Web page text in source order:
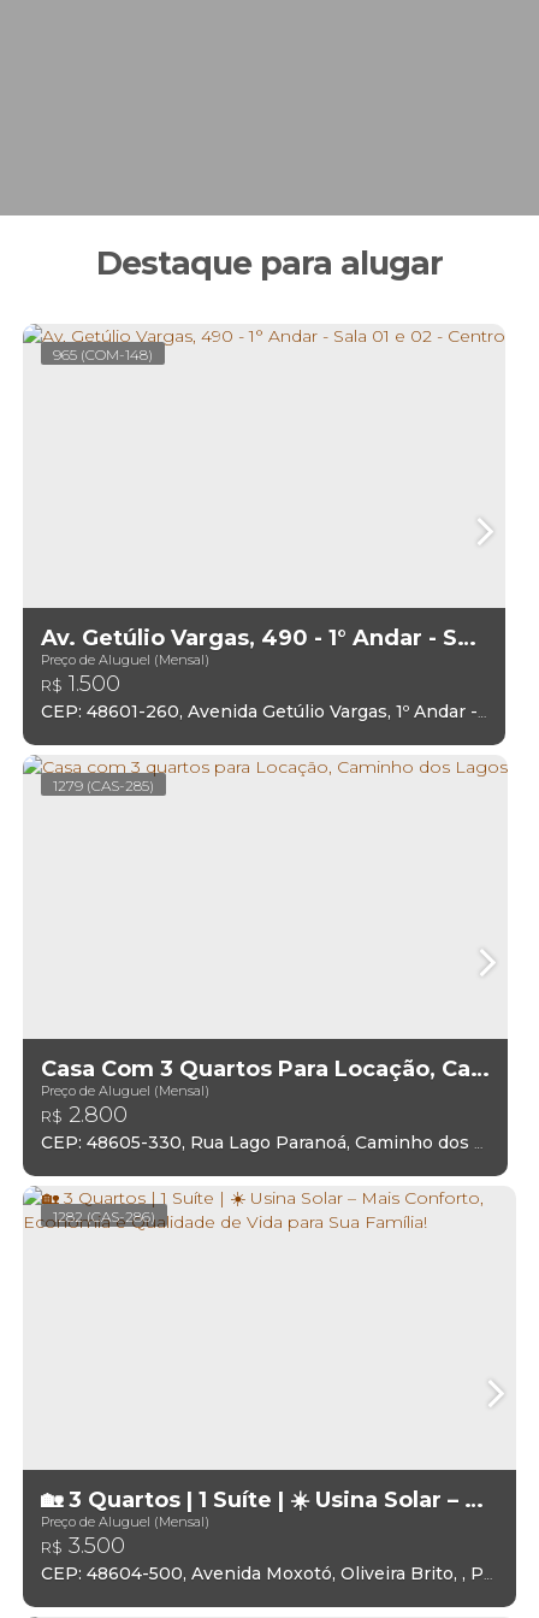
Destaque para alugar
965 (COM-148)
Av. Getúlio Vargas, 490 - 1° Andar - Sala 01 E 02 - Centro
R$ 1.500
Preço de Aluguel (Mensal)
CEP: 48601-260, Avenida Getúlio Vargas, 1º Andar - Sala 01 e 02
1279 (CAS-285)
Casa Com 3 Quartos Para Locação, Caminho Dos Lagos
R$ 2.800
Preço de Aluguel (Mensal)
CEP: 48605-330, Rua Lago Paranoá, Caminho dos Lagos
1282 (CAS-286)
🏡 3 Quartos | 1 Suíte | ☀️ Usina Solar – Mais Conforto, Economia E Qualidade De Vida Para Sua Família!
R$ 3.500
Preço de Aluguel (Mensal)
CEP: 48604-500, Avenida Moxotó, Oliveira Brito , Paulo Afonso